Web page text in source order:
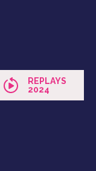
REPLAYS
2024